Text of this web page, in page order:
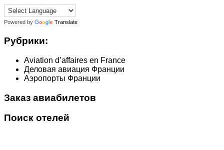
Powered by Translate
Рубрики:
Aviation d’affaires en France
Деловая авиация Франции
Аэропорты Франции
Заказ авиабилетов
Поиск отелей